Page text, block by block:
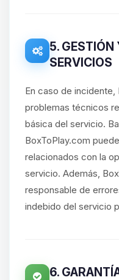
5. GESTIÓN
SERVICIOS
En caso de
problemas técnicos
básica del servicio.
BoxToPlay.com
relacionados con la
servicio. Además,
responsable de
indebido del servicio
6.